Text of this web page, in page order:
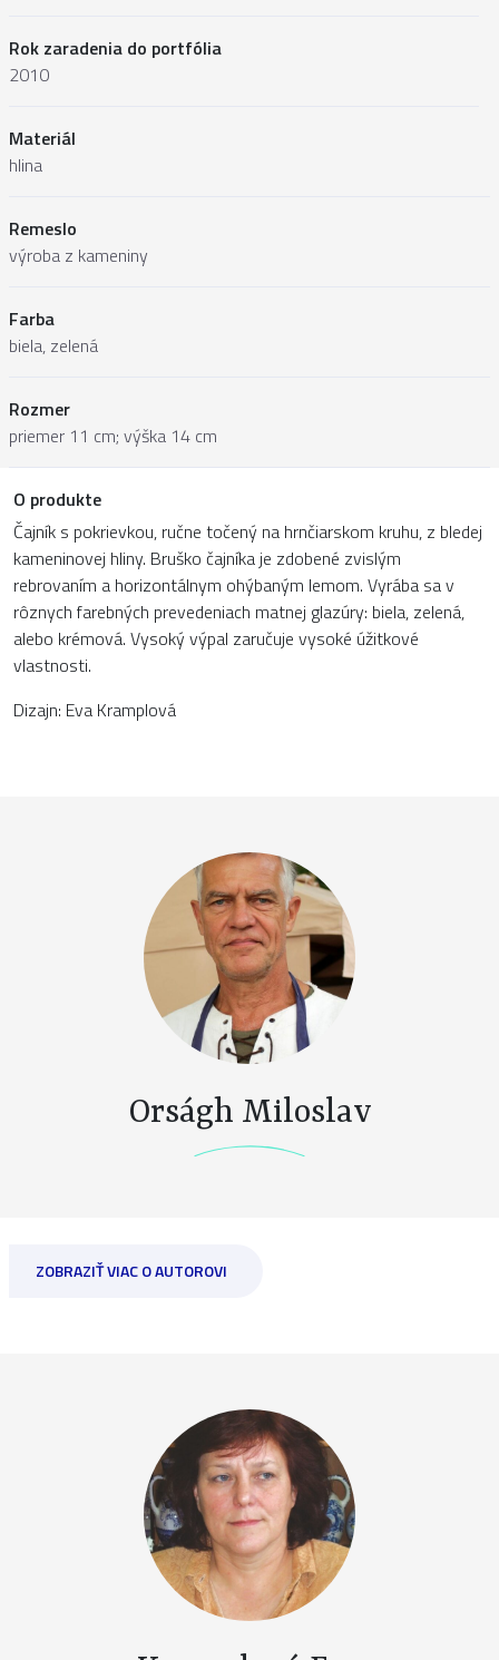
Rok zaradenia do portfólia
2010
Materiál
hlina
Remeslo
výroba z kameniny
Farba
biela, zelená
Rozmer
priemer 11 cm; výška 14 cm
O produkte
Čajník s pokrievkou, ručne točený na hrnčiarskom kruhu, z bledej
kameninovej hliny. Bruško čajníka je zdobené zvislým
rebrovaním a horizontálnym ohýbaným lemom. Vyrába sa v
rôznych farebných prevedeniach matnej glazúry: biela, zelená,
alebo krémová. Vysoký výpal zaručuje vysoké úžitkové
vlastnosti.
Dizajn: Eva Kramplová
Orságh Miloslav
ZOBRAZIŤ VIAC O AUTOROVI